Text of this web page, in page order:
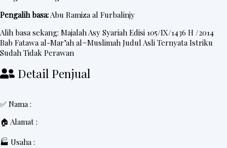
Pengalih basa:Abu Ramiza al Furbalinjy
Alih basa sekang: Majalah Asy Syariah Edisi 105/IX/1436 H /2014
Bab Fatawa al-Mar’ah al=Muslimah Judul Asli Ternyata Istriku
Sudah Tidak Perawan
Detail Penjual
✅ Nama :
🏠 Alamat :
🏭 Usaha :